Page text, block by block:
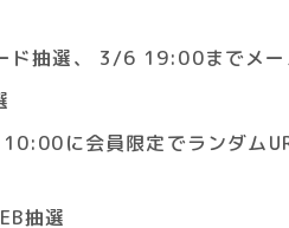
抽選、 3/6 19:00までメー
に会員限定でランダム
抽選